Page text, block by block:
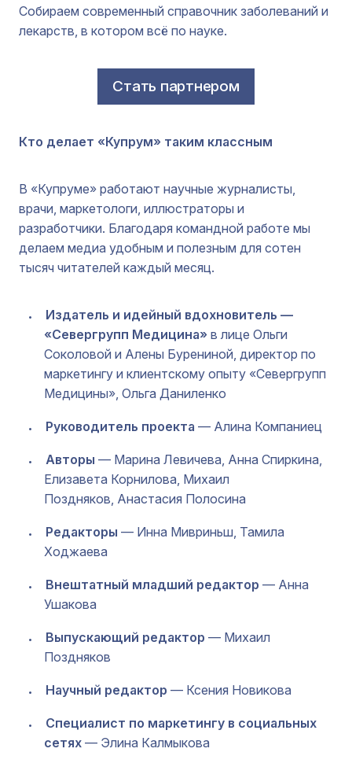
Собираем современный справочник заболеваний и
лекарств, в котором всё по науке.
Стать партнером
Кто делает «Купрум» таким классным
В «Купруме» работают научные журналисты,
врачи, маркетологи, иллюстраторы и
разработчики. Благодаря командной работе мы
делаем медиа удобным и полезным для сотен
тысяч читателей каждый месяц.
Издатель и идейный вдохновитель —
«Севергрупп Медицина»в лице Ольги
Соколовой и Алены Бурениной, директор по
маркетингу и клиентскому опыту «Севергрупп
Медицины», Ольга Даниленко
Руководитель проекта — Алина Компаниец
Авторы — Марина Левичева, Анна Спиркина,
Елизавета Корнилова, Михаил
Поздняков, Анастасия Полосина
Редакторы — Инна Мивриньш, Тамила
Ходжаева
Внештатный младший редактор — Анна
Ушакова
Выпускающий редактор — Михаил
Поздняков
Научный редактор — Ксения Новикова
Специалист по маркетингу в социальных
сетях— Элина Калмыкова